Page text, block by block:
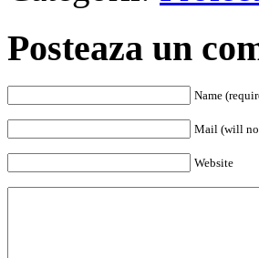
Posteaza un
Name
Mail (will
Website